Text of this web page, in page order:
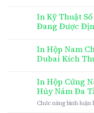
In Kỹ Thuật
Đang Được
In Hộp Nam
Dubai Kích
In Hộp Cứng
Hủy Nám Đa
Chức năng bình luận